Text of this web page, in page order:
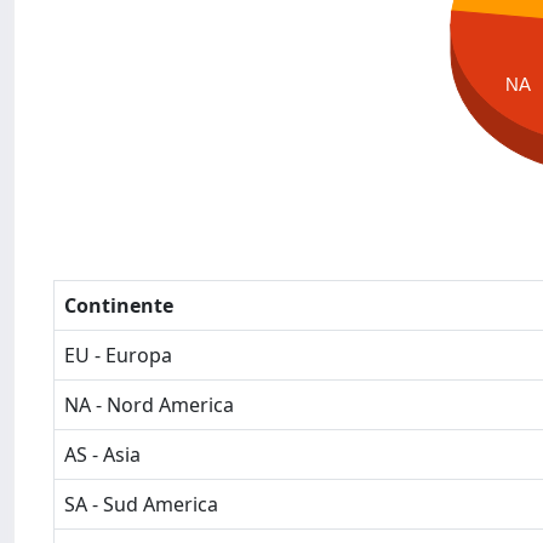
NA
Continente
EU - Europa
NA - Nord America
AS - Asia
SA - Sud America